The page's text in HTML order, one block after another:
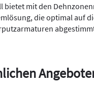
bietet mit den
die optimal auf